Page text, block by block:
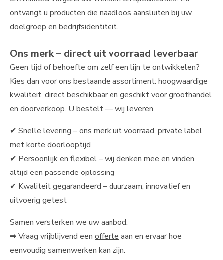
ontvangt u producten die naadloos aansluiten bij uw
doelgroep en bedrijfsidentiteit.
Ons merk – direct uit voorraad leverbaar
Geen tijd of behoefte om zelf een lijn te ontwikkelen?
Kies dan voor ons bestaande assortiment: hoogwaardige
kwaliteit, direct beschikbaar en geschikt voor groothandel
en doorverkoop. U bestelt — wij leveren.
✔ Snelle levering – ons merk uit voorraad, private label
met korte doorlooptijd
✔ Persoonlijk en flexibel – wij denken mee en vinden
altijd een passende oplossing
✔ Kwaliteit gegarandeerd – duurzaam, innovatief en
uitvoerig getest
Samen versterken we uw aanbod.
➡ Vraag vrijblijvend een offerte aan en ervaar hoe
eenvoudig samenwerken kan zijn.